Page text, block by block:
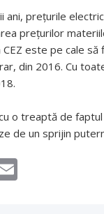
ani, preţurile
preţurilor
este pe cale
din 2016. Cu
o treaptă de
de un sprijin